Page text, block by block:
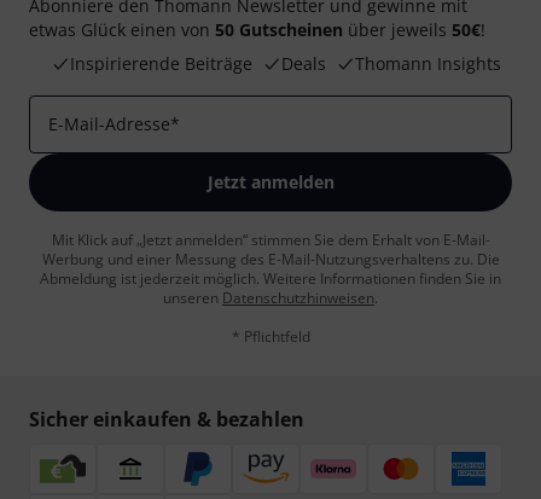
Abonniere den Thomann Newsletter und gewinne mit
etwas Glück einen von 50 Gutscheinen über jeweils 50€!
Inspirierende Beiträge
Deals Thomann Insights
E-Mail-Adresse*
Jetzt anmelden
Mit Klick auf „Jetzt anmelden“ stimmen Sie dem Erhalt von E-Mail-
Werbung und einer Messung des E-Mail-Nutzungsverhaltens zu. Die
Abmeldung ist jederzeit möglich. Weitere Informationen finden Sie in
unseren Datenschutzhinweisen.
* Pflichtfeld
Sicher einkaufen & bezahlen